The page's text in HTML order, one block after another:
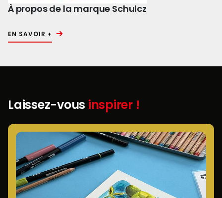
À propos de la marque Schulcz
EN SAVOIR +
Laissez-vous inspirer !